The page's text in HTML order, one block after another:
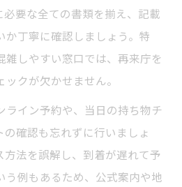
必要な全ての書類を揃え、記載
か丁寧に確認しましょう。特
雑しやすい窓口では、再来庁を
クが欠かせません。
ライン予約や、当日の持ち物チ
の確認も忘れずに行いましょ
方法を誤解し、到着が遅れて予
う例もあるため、公式案内や地